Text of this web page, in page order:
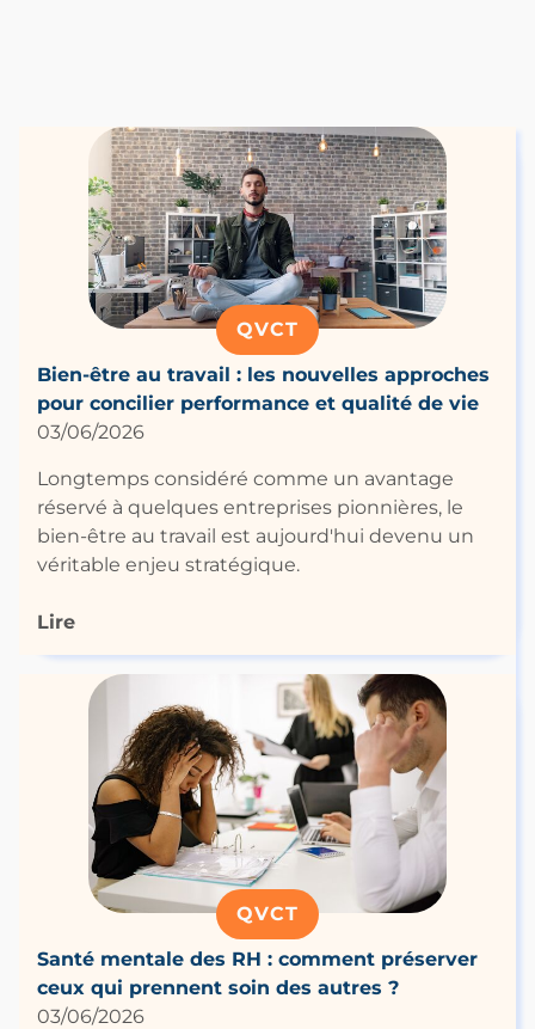
QVCT
Bien-être au travail : les nouvelles approches
pour concilier performance et qualité de vie
03/06/2026
Longtemps considéré comme un avantage
réservé à quelques entreprises pionnières, le
bien-être au travail est aujourd'hui devenu un
véritable enjeu stratégique.
Lire
QVCT
Santé mentale des RH : comment préserver
ceux qui prennent soin des autres ?
03/06/2026